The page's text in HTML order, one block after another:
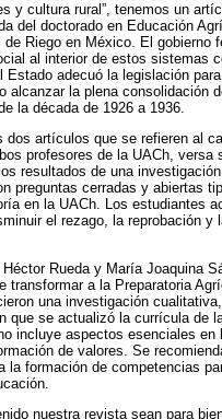
y cultura rural”, tenemos un
del doctorado en Educación
Riego en México. El gobierno
al interior de estos sistemas
adecuó la legislación
alcanzar la plena consolidación
la década de 1926 a 1936.
dos artículos que se refieren al
profesores de la UACh,
resultados de una
preguntas cerradas y abiertas
en la UACh. Los estudiantes
el rezago, la reprobación
Rueda y María Joaquina
transformar a la Preparatoria
una investigación
que se actualizó la currícula de
incluye aspectos esenciales
de valores. Se
la formación de competencias
nuestra revista sean para